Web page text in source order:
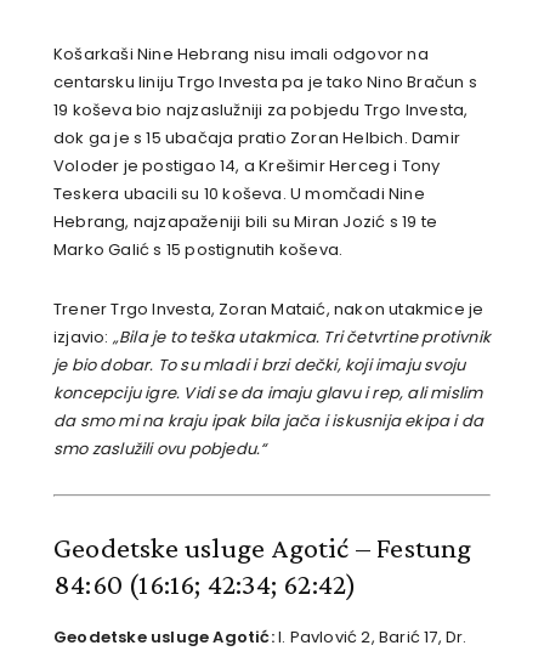
Košarkaši Nine Hebrang nisu imali odgovor na
centarsku liniju Trgo Investa pa je tako Nino Bračun s
19 koševa bio najzaslužniji za pobjedu Trgo Investa,
dok ga je s 15 ubačaja pratio Zoran Helbich. Damir
Voloder je postigao 14, a Krešimir Herceg i Tony
Teskera ubacili su 10 koševa. U momčadi Nine
Hebrang, najzapaženiji bili su Miran Jozić s 19 te
Marko Galić s 15 postignutih koševa.
Trener Trgo Investa, Zoran Mataić, nakon utakmice je
izjavio: „Bila je to teška utakmica. Tri četvrtine protivnik
je bio dobar. To su mladi i brzi dečki, koji imaju svoju
koncepciju igre. Vidi se da imaju glavu i rep, ali mislim
da smo mi na kraju ipak bila jača i iskusnija ekipa i da
smo zaslužili ovu pobjedu.“
Geodetske usluge Agotić – Festung
84:60 (16:16; 42:34; 62:42)
Geodetske usluge Agotić:I. Pavlović 2, Barić 17,Dr.